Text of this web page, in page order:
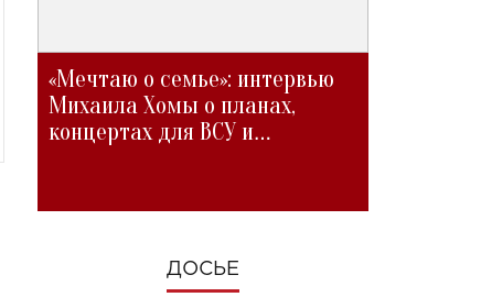
«Мечтаю о семье»: интервью
Михаила Хомы о планах,
концертах для ВСУ и
ДОСЬЕ